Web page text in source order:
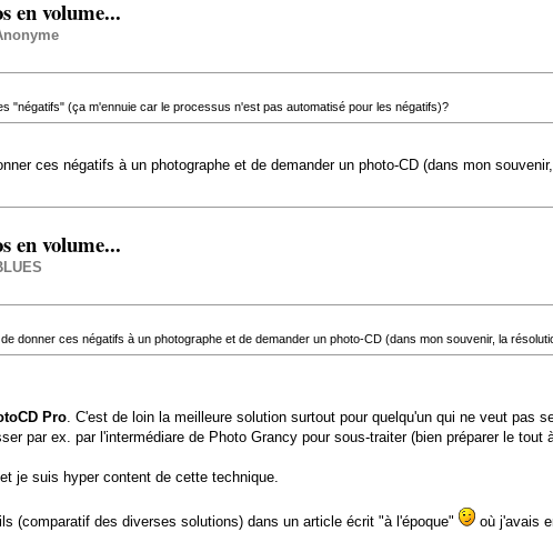
en volume...
"négatifs" (ça m'ennuie car le processus n'est pas automatisé pour les négatifs)?
ces négatifs à un photographe et de demander un photo-CD (dans mon
en volume...
donner ces négatifs à un photographe et de demander un photo-CD (dans mon souvenir, la
Pro. C'est de loin la meilleure solution surtout pour quelqu'un qui ne veut pas
par ex. par l'intermédiare de Photo Grancy pour sous-traiter (bien préparer le
je suis hyper content de cette technique.
(comparatif des diverses solutions) dans un article écrit "à l'époque"
où j'avais